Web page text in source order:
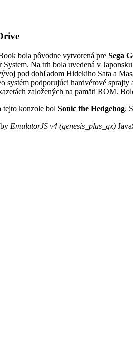
bola pôvodne vytvorená pre Sega
System. Na trh bola uvedená v
pod dohľadom Hidekiho Sata a
podporujúci hardvérové
založených na pamäti ROM.
tejto konzole bol Sonic the Hedgehog.
EmulatorJS v4 (genesis_plus_gx)